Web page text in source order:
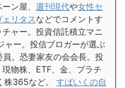
ン屋、 週刊現代や女性セ
ェリタスなどでコメントす
ャー。投資信託積立マニ
ャー。投信ブロガーが選ぶ
員。恐妻家友の会会長。投
物株、ETF、金、プラチ
株365など。 すぱいくの自